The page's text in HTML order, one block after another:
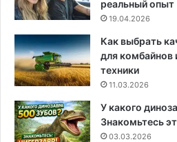
реальный опыт
19.04.2026
Как выбрать
для комбайнов
техники
11.03.2026
У какого
Знакомьтесь
03.03.2026